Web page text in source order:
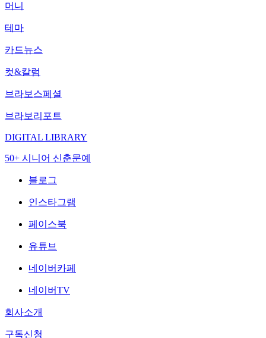
머니
테마
카드뉴스
컷&칼럼
브라보스페셜
브라보리포트
DIGITAL LIBRARY
50+ 시니어 신춘문예
블로그
인스타그램
페이스북
유튜브
네이버카페
네이버TV
회사소개
구독신청